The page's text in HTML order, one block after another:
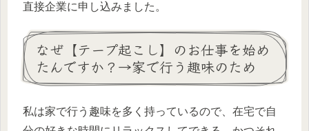
直接企業に申し込みました。
なぜ【テープ起こし】のお仕事を始め
たんですか？→家で行う趣味のため
私は家で行う趣味を多く持っているので、在宅で自